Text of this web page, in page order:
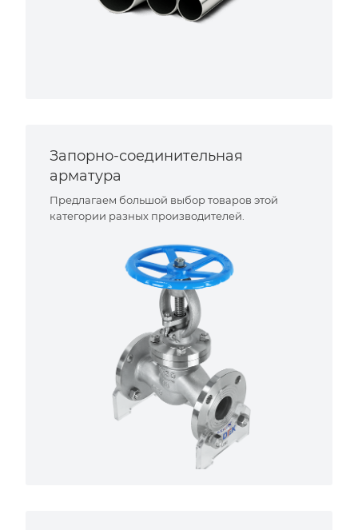
Запорно-соединительная
арматура
Предлагаем большой выбор товаров этой
категории разных производителей.